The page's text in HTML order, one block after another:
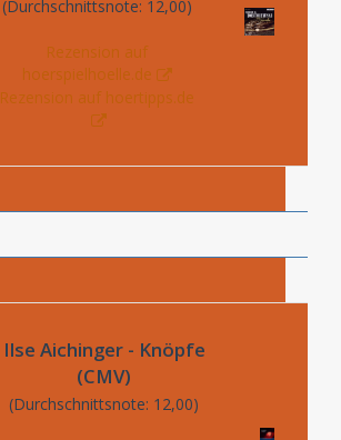
(Durchschnittsnote: 12,00)
Rezension auf
hoerspielhoelle.de
Rezension auf hoertipps.de
Ilse Aichinger - Knöpfe
(CMV)
(Durchschnittsnote: 12,00)